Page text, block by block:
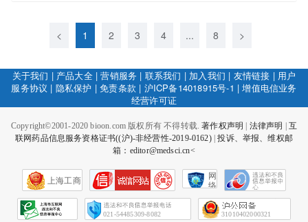
< 1 2 3 4 ... 8 >
关于我们 | 产品大全|营销服务 | 联系我们 | 加入我们 | 友情链接 | 用户
服务协议 | 隐私保护 |免责条款 | 沪ICP备14018915号-1 |增值电信业务
经营许可证
Copyright©2001-2020 bioon.com 版权所有 不得转载.著作权声明 法律声明
互
联网药品信息服务资格证书((沪)-非经营性-2019-0162)|投诉、举报、维权邮
箱：editor@medsci.cn<
上海工商
网
络
会
征
021-54485309-8082 31010402000321